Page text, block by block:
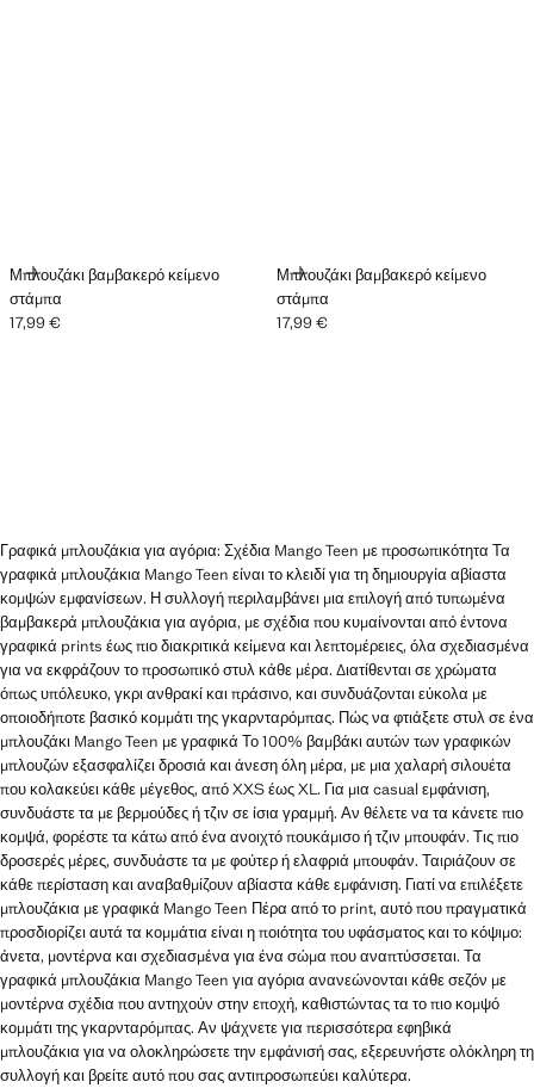
Μπλουζάκι βαμβακερό κείμενο
στάμπα
ΠΡΟΣΘΉΚΗ
Ισχύουσα τιμή [17,99 € ]
17,99 €
Μπλουζάκι βαμβακερό κείμενο
στάμπα
ΠΡΟΣΘΉΚΗ
Ισχύουσα τιμή [17,99 € ]
17,99 €
Γραφικά μπλουζάκια για αγόρια: Σχέδια Mango Teen με προσωπικότητα Τα
γραφικά μπλουζάκια Mango Teen είναι το κλειδί για τη δημιουργία αβίαστα
κομψών εμφανίσεων. Η συλλογή περιλαμβάνει μια επιλογή από τυπωμένα
βαμβακερά μπλουζάκια για αγόρια, με σχέδια που κυμαίνονται από έντονα
γραφικά prints έως πιο διακριτικά κείμενα και λεπτομέρειες, όλα σχεδιασμένα
για να εκφράζουν το προσωπικό στυλ κάθε μέρα. Διατίθενται σε χρώματα
όπως υπόλευκο, γκρι ανθρακί και πράσινο, και συνδυάζονται εύκολα με
οποιοδήποτε βασικό κομμάτι της γκαρνταρόμπας. Πώς να φτιάξετε στυλ σε ένα
μπλουζάκι Mango Teen με γραφικά Το 100% βαμβάκι αυτών των γραφικών
μπλουζών εξασφαλίζει δροσιά και άνεση όλη μέρα, με μια χαλαρή σιλουέτα
που κολακεύει κάθε μέγεθος, από XXS έως XL. Για μια casual εμφάνιση,
συνδυάστε τα με βερμούδες ή τζιν σε ίσια γραμμή. Αν θέλετε να τα κάνετε πιο
κομψά, φορέστε τα κάτω από ένα ανοιχτό πουκάμισο ή τζιν μπουφάν. Τις πιο
δροσερές μέρες, συνδυάστε τα με φούτερ ή ελαφριά μπουφάν. Ταιριάζουν σε
κάθε περίσταση και αναβαθμίζουν αβίαστα κάθε εμφάνιση. Γιατί να επιλέξετε
μπλουζάκια με γραφικά Mango Teen Πέρα από το print, αυτό που πραγματικά
προσδιορίζει αυτά τα κομμάτια είναι η ποιότητα του υφάσματος και το κόψιμο:
άνετα, μοντέρνα και σχεδιασμένα για ένα σώμα που αναπτύσσεται. Τα
γραφικά μπλουζάκια Mango Teen για αγόρια ανανεώνονται κάθε σεζόν με
μοντέρνα σχέδια που αντηχούν στην εποχή, καθιστώντας τα το πιο κομψό
κομμάτι της γκαρνταρόμπας. Αν ψάχνετε για περισσότερα εφηβικά
μπλουζάκια για να ολοκληρώσετε την εμφάνισή σας, εξερευνήστε ολόκληρη τη
συλλογή και βρείτε αυτό που σας αντιπροσωπεύει καλύτερα.